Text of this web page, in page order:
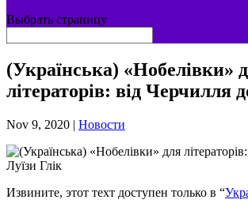
Выбрать страницу
(Українська) «Нобелівки»
літераторів: від Черчилля
Nov 9, 2020 | Новости
Извините, этот техт доступен только в “